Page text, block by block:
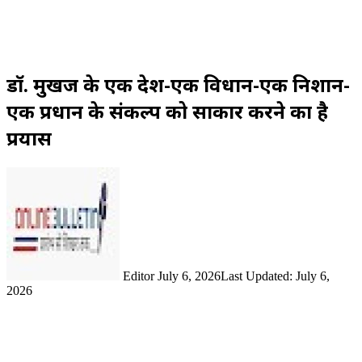
डॉ. मुखर्जी के एक देश-एक विधान-एक निशान-
एक प्रधान के संकल्प को साकार करने का है
प्रयास
Editor July 6, 2026Last Updated: July 6,
2026